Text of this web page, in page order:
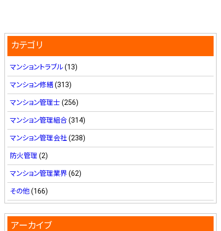
カテゴリ
マンショントラブル(13)
マンション修繕(313)
マンション管理士 (256)
マンション管理組合(314)
マンション管理会社 (238)
防火管理 (2)
マンション管理業界(62)
その他(166)
アーカイブ